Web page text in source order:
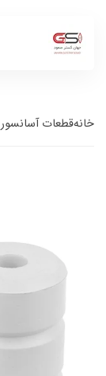
خانهقطعات آسانسور